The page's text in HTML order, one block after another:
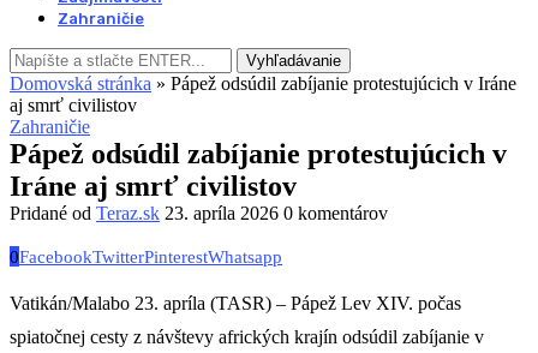
Zahraničie
Vyhľadávanie
Domovská stránka » Pápež odsúdil zabíjanie protestujúcich v Iráne
aj smrť civilistov
Zahraničie
Pápež odsúdil zabíjanie protestujúcich v
Iráne aj smrť civilistov
Pridané od Teraz.sk 23. apríla 2026 0 komentárov
0FacebookTwitterPinterestWhatsapp
Vatikán/Malabo 23. apríla (TASR) – Pápež Lev XIV. počas
spiatočnej cesty z návštevy afrických krajín odsúdil zabíjanie v